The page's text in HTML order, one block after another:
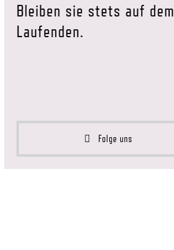
Bleiben sie stets auf dem
Laufenden.
Folge uns